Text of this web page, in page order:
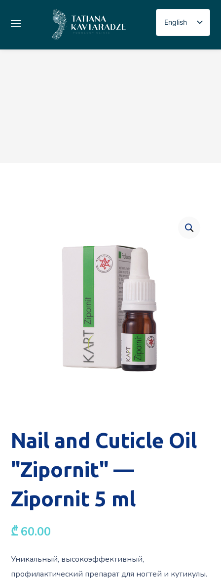
English
Russian
Nail and Cuticle Oil
"Zipornit" —
Zipornit 5 ml
₾60.00
Уникальный, высокоэффективный,
профилактический препарат для ногтей и кутикулы.